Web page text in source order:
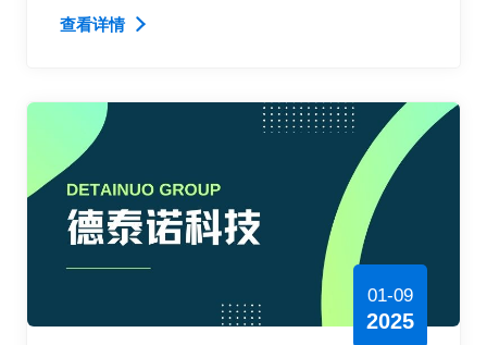
以及新数据分析与优化，企业可以显著提高其在线
查看详情
01-09
2025